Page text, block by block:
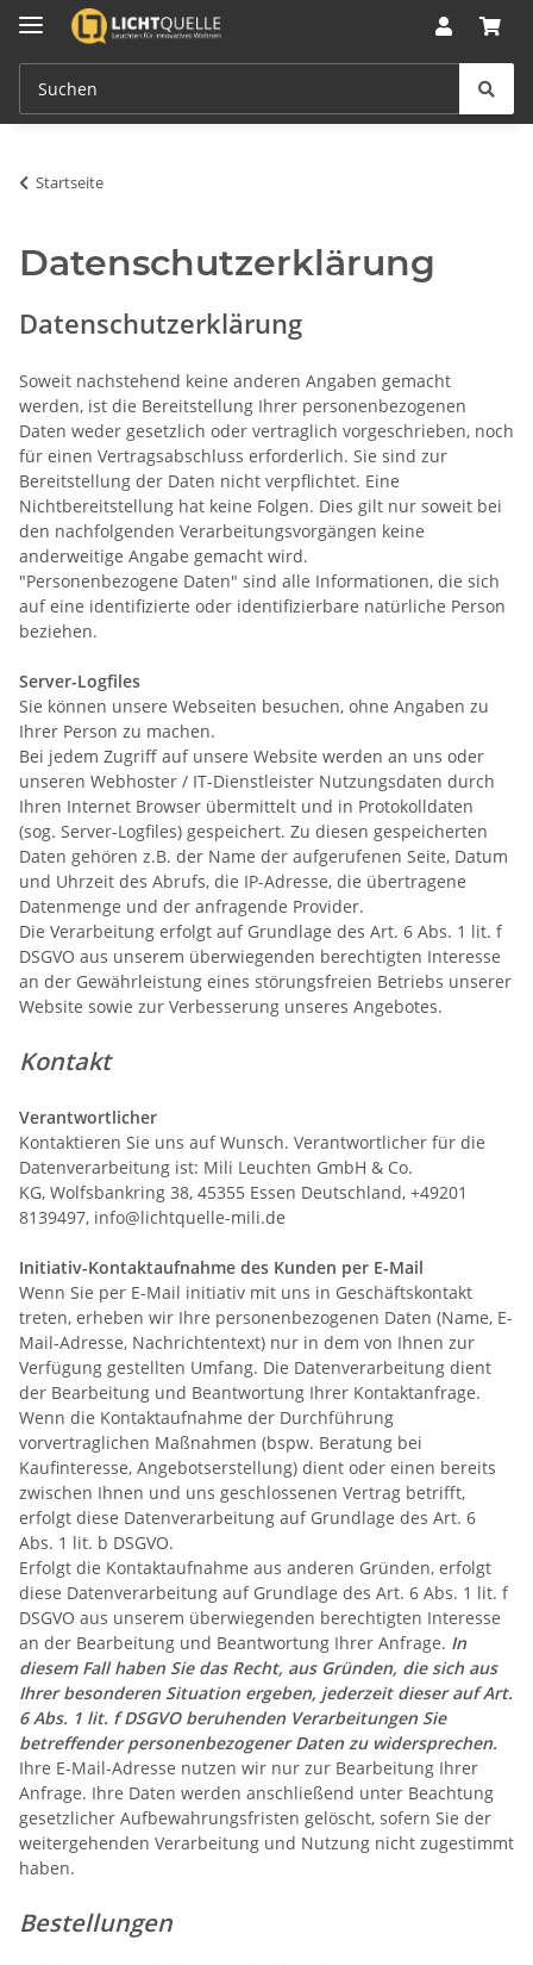
Startseite
Datenschutzerklärung
Datenschutzerklärung
Soweit nachstehend keine anderen Angaben gemacht
werden, ist die Bereitstellung Ihrer personenbezogenen
Daten weder gesetzlich oder vertraglich vorgeschrieben, noch
für einen Vertragsabschluss erforderlich. Sie sind zur
Bereitstellung der Daten nicht verpflichtet. Eine
Nichtbereitstellung hat keine Folgen. Dies gilt nur soweit bei
den nachfolgenden Verarbeitungsvorgängen keine
anderweitige Angabe gemacht wird.
"Personenbezogene Daten" sind alle Informationen, die sich
auf eine identifizierte oder identifizierbare natürliche Person
beziehen.
Server-Logfiles
Sie können unsere Webseiten besuchen, ohne Angaben zu
Ihrer Person zu machen.
Bei jedem Zugriff auf unsere Website werden an uns oder
unseren Webhoster / IT-Dienstleister Nutzungsdaten durch
Ihren Internet Browser übermittelt und in Protokolldaten
(sog. Server-Logfiles) gespeichert. Zu diesen gespeicherten
Daten gehören z.B. der Name der aufgerufenen Seite, Datum
und Uhrzeit des Abrufs, die IP-Adresse, die übertragene
Datenmenge und der anfragende Provider.
Die Verarbeitung erfolgt auf Grundlage des Art. 6 Abs. 1 lit. f
DSGVO aus unserem überwiegenden berechtigten Interesse
an der Gewährleistung eines störungsfreien Betriebs unserer
Website sowie zur Verbesserung unseres Angebotes.
Kontakt
Verantwortlicher
Kontaktieren Sie uns auf Wunsch. Verantwortlicher für die
Datenverarbeitung ist: Mili Leuchten GmbH & Co.
KG, Wolfsbankring 38, 45355 Essen Deutschland, +49201
8139497, info@lichtquelle-mili.de
Initiativ-Kontaktaufnahme des Kunden per E-Mail
Wenn Sie per E-Mail initiativ mit uns in Geschäftskontakt
treten, erheben wir Ihre personenbezogenen Daten (Name, E-
Mail-Adresse, Nachrichtentext) nur in dem von Ihnen zur
Verfügung gestellten Umfang. Die Datenverarbeitung dient
der Bearbeitung und Beantwortung Ihrer Kontaktanfrage.
Wenn die Kontaktaufnahme der Durchführung
vorvertraglichen Maßnahmen (bspw. Beratung bei
Kaufinteresse, Angebotserstellung) dient oder einen bereits
zwischen Ihnen und uns geschlossenen Vertrag betrifft,
erfolgt diese Datenverarbeitung auf Grundlage des Art. 6
Abs. 1 lit. b DSGVO.
Erfolgt die Kontaktaufnahme aus anderen Gründen, erfolgt
diese Datenverarbeitung auf Grundlage des Art. 6 Abs. 1 lit. f
DSGVO aus unserem überwiegenden berechtigten Interesse
an der Bearbeitung und Beantwortung Ihrer Anfrage. In
diesem Fall haben Sie das Recht, aus Gründen, die sich aus
Ihrer besonderen Situation ergeben, jederzeit dieser auf Art.
6 Abs. 1 lit. f DSGVO beruhenden Verarbeitungen Sie
betreffender personenbezogener Daten zu widersprechen.
Ihre E-Mail-Adresse nutzen wir nur zur Bearbeitung Ihrer
Anfrage. Ihre Daten werden anschließend unter Beachtung
gesetzlicher Aufbewahrungsfristen gelöscht, sofern Sie der
weitergehenden Verarbeitung und Nutzung nicht zugestimmt
haben.
Bestellungen